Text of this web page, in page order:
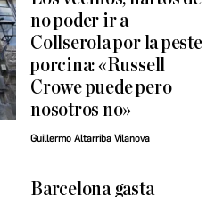
no poder ir a
Collserola por la peste
porcina: «Russell
Crowe puede pero
nosotros no»
Guillermo Altarriba Vilanova
Barcelona gasta